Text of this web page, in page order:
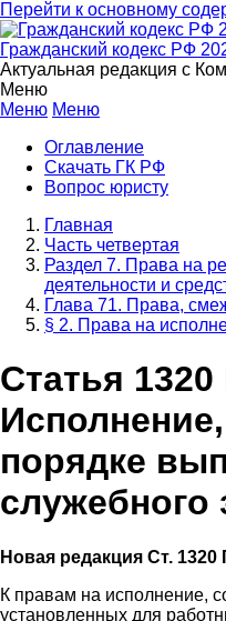
Перейти к основному
Гражданский кодекс РФ
Актуальная редакция с
Меню
Меню Меню
Оглавление
Скачать ГК РФ
Вопрос юристу
Главная
Часть четвертая
Раздел 7. Права на
деятельности и
Глава 71. Права,
§ 2. Права на
Статья
порядке
служебного
Новая редакция Ст. 1320
К правам на исполнение,
установленных для